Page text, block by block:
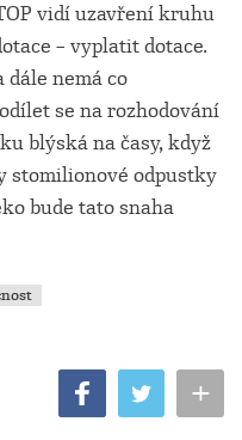
vidí uzavření kruhu
– vyplatit dotace.
nemá co
se na rozhodování
blýská na časy, když
stomilionové odpustky
bude tato snaha
+